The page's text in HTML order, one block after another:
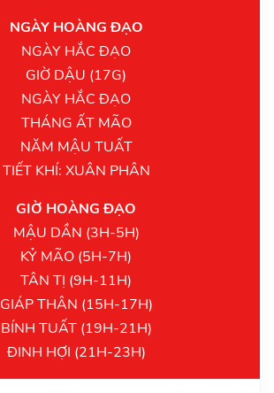
NGÀY HOÀNG ĐẠO
NGÀY HẮC ĐẠO
GIỜ DẬU (17G)
NGÀY HẮC ĐẠO
THÁNG ẤT MÃO
NĂM MẬU TUẤT
TIẾT KHÍ: XUÂN PHÂN
GIỜ HOÀNG ĐẠO
MẬU DẦN (3H-5H)
KỶ MÃO (5H-7H)
TÂN TỊ (9H-11H)
GIÁP THÂN (15H-17H)
BÍNH TUẤT (19H-21H)
ĐINH HỢI (21H-23H)